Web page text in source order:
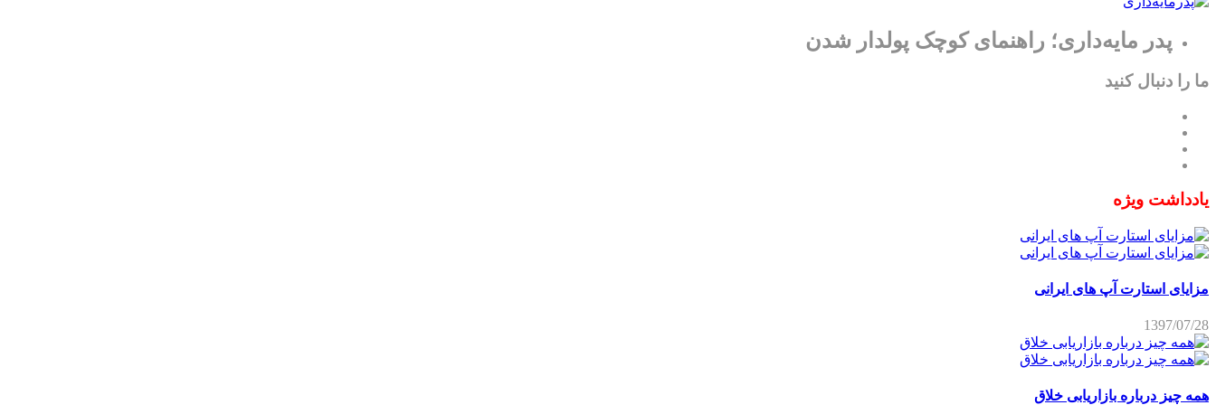
پدر مایه‌داری؛ راهنمای کوچک پولدار شدن
ما را دنبال کنید
یادداشت ویژه
مزایای استارت آپ های ایرانی
1397/07/28
همه چیز درباره بازاریابی خلاق